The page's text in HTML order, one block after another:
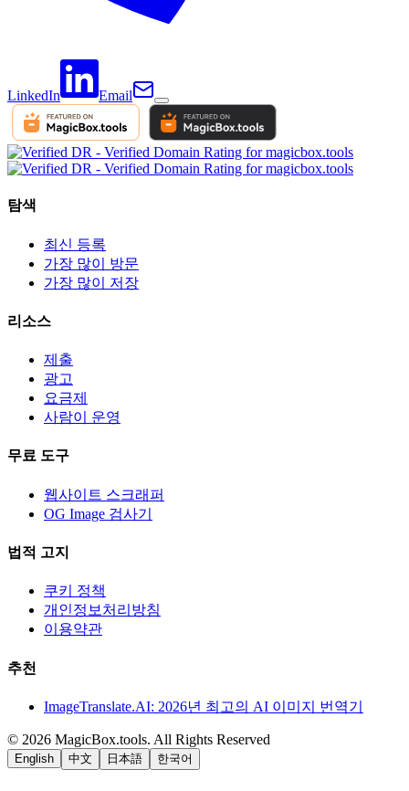
LinkedIn Email
탐색
최신 등록
가장 많이 방문
가장 많이 저장
리소스
제출
광고
요금제
사람이 운영
무료 도구
웹사이트 스크래퍼
OG Image 검사기
법적 고지
쿠키 정책
개인정보처리방침
이용약관
추천
ImageTranslate.AI: 2026년 최고의 AI 이미지 번역기
© 2026 MagicBox.tools. All Rights Reserved
English 中文 日本語 한국어